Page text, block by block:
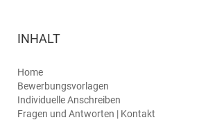
INHALT
Home
Bewerbungsvorlagen
Individuelle Anschreiben
Fragen und Antworten | Kontakt